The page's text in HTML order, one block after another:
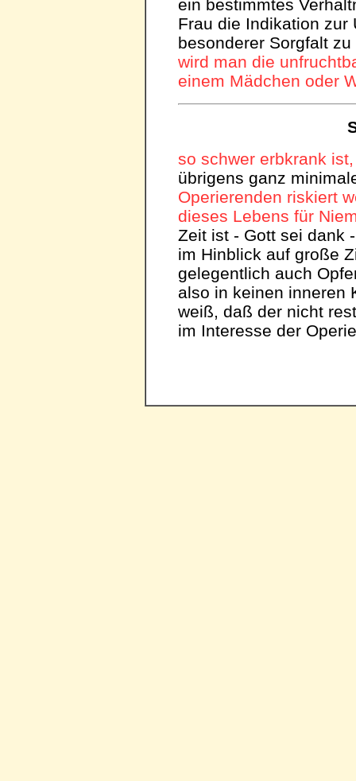
ein bestimmtes
Frau die Indikation zur
besonderer Sorgfalt
wird man die
einem Mädchen oder
so schwer erbkrank
übrigens ganz
Operierenden riskiert
dieses Lebens für
Zeit ist - Gott sei dank
im Hinblick auf große
gelegentlich auch
also in keinen inneren
weiß, daß der nicht
im Interesse der